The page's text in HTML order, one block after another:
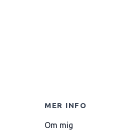
MER INFO
Om mig